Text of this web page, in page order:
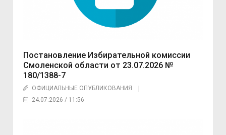
Постановление Избирательной комиссии
Смоленской области от 23.07.2026 №
180/1388-7
ОФИЦИАЛЬНЫЕ ОПУБЛИКОВАНИЯ
24.07.2026 / 11:56